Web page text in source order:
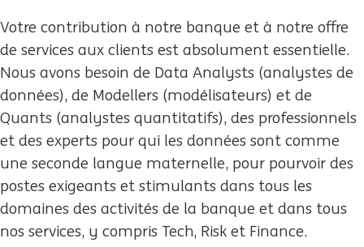
Votre contribution à notre banque et à notre offre
de services aux clients est absolument essentielle.
Nous avons besoin de Data Analysts (analystes de
données), de Modellers (modélisateurs) et de
Quants (analystes quantitatifs), des professionnels
et des experts pour qui les données sont comme
une seconde langue maternelle, pour pourvoir des
postes exigeants et stimulants dans tous les
domaines des activités de la banque et dans tous
nos services, y compris Tech, Risk et Finance.